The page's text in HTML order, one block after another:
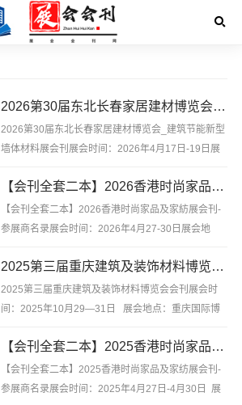
2026第30届东北长春家居建材博览会_建筑节能新型墙体材料展会刊
2026第30届东北长春家居建材博览会_建筑节能新型
墙体材料展会刊展会时间：2026年4月17日-19日展
长春家居建材博览会_建筑节能新型墙体材料展会
刊，是你寻找项目、产品与厂商货源的最佳帮手。不
用再东奔西跑，...
【会刊全套二本】2026香港时尚家品及家纺展会刊-参展商名录
【会刊全套二本】2026香港时尚家品及家紡展会刊-
参展商名录展会时间：2026年4月27-30日展会地
尚家品及家紡展会刊-参展商名录，含参展企业联系方
式等，是你寻找项目、产品与厂商货源的最佳帮手。
不用再东奔西跑...
2025第三届重庆建筑及装饰材料博览会会刊
2025第三届重庆建筑及装饰材料博览会会刊展会时
间：2025年10月29—31日 展会地点：重庆国际博
是你寻找项目、产品与厂商货源的最佳帮手。不用再
东奔西跑，你坐在家中也能...
【会刊全套二本】2025香港时尚家品及家纺展会刊-参展商名录
【会刊全套二本】2025香港时尚家品及家纺展会刊-
参展商名录展会时间：2025年4月27日-4月30日 展